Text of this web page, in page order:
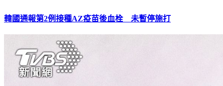
韓國通報第2例接種AZ疫苗後血栓 未暫停施打